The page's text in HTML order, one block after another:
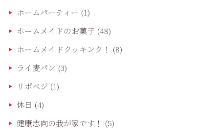
ホームパーティー (1)
ホームメイドのお菓子(48)
ホームメイドクッキンク！ (8)
ライ麦パン (3)
リポベジ (1)
休日 (4)
健康志向の我が家です！ (5)